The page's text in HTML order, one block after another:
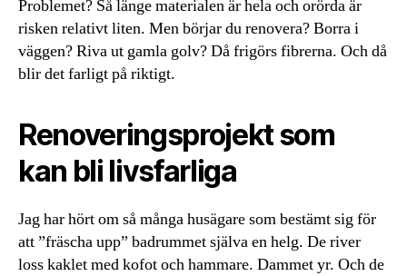
Problemet? Så länge materialen är hela och orörda är
risken relativt liten. Men börjar du renovera? Borra i
väggen? Riva ut gamla golv? Då frigörs fibrerna. Och då
blir det farligt på riktigt.
Renoveringsprojekt som
kan bli livsfarliga
Jag har hört om så många husägare som bestämt sig för
att ”fräscha upp” badrummet själva en helg. De river
loss kaklet med kofot och hammare. Dammet yr. Och de